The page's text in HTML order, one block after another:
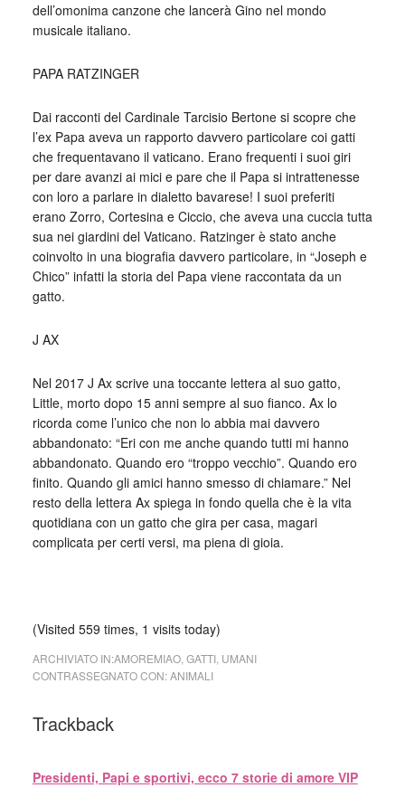
dell’omonima canzone che lancerà Gino nel mondo
musicale italiano.
PAPA RATZINGER
Dai racconti del Cardinale Tarcisio Bertone si scopre che
l’ex Papa aveva un rapporto davvero particolare coi gatti
che frequentavano il vaticano. Erano frequenti i suoi giri
per dare avanzi ai mici e pare che il Papa si intrattenesse
con loro a parlare in dialetto bavarese! I suoi preferiti
erano Zorro, Cortesina e Ciccio, che aveva una cuccia tutta
sua nei giardini del Vaticano. Ratzinger è stato anche
coinvolto in una biografia davvero particolare, in “Joseph e
Chico” infatti la storia del Papa viene raccontata da un
gatto.
J AX
Nel 2017 J Ax scrive una toccante lettera al suo gatto,
Little, morto dopo 15 anni sempre al suo fianco. Ax lo
ricorda come l’unico che non lo abbia mai davvero
abbandonato: “Eri con me anche quando tutti mi hanno
abbandonato. Quando ero “troppo vecchio”. Quando ero
finito. Quando gli amici hanno smesso di chiamare.” Nel
resto della lettera Ax spiega in fondo quella che è la vita
quotidiana con un gatto che gira per casa, magari
complicata per certi versi, ma piena di gioia.
(Visited 559 times, 1 visits today)
ARCHIVIATO IN:AMOREMIAO, GATTI, UMANI
CONTRASSEGNATO CON:ANIMALI
Trackback
Presidenti, Papi e sportivi, ecco 7 storie di amore VIP